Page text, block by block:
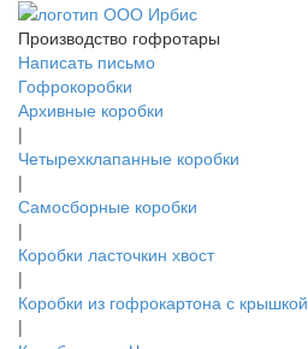
Производство гофротары
Написать письмо
Гофрокоробки
Архивные коробки
|
Четырехклапанные коробки
|
Самосборные коробки
|
Коробки ласточкин хвост
|
Коробки из гофрокартона с крышкой
|